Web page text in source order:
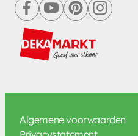
facebookyoutubepinterestinstagram
Algemene voorwaarden